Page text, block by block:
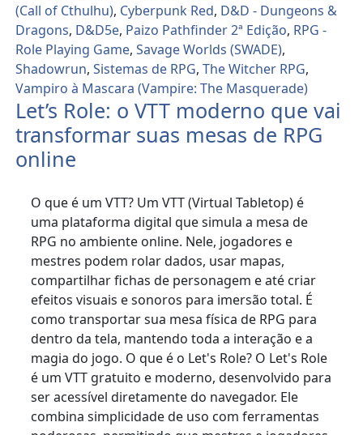
(Call of Cthulhu), Cyberpunk Red, D&D - Dungeons &
Dragons, D&D5e, Paizo Pathfinder 2ª Edição, RPG -
Role Playing Game,Savage Worlds (SWADE),
Shadowrun,Sistemas de RPG,The Witcher RPG,
Vampiro à Mascara (Vampire: The Masquerade)
Let’s Role: o VTT moderno que vai
transformar suas mesas de RPG
online
O que é um VTT? Um VTT (Virtual Tabletop) é
uma plataforma digital que simula a mesa de
RPG no ambiente online. Nele, jogadores e
mestres podem rolar dados, usar mapas,
compartilhar fichas de personagem e até criar
efeitos visuais e sonoros para imersão total. É
como transportar sua mesa física de RPG para
dentro da tela, mantendo toda a interação e a
magia do jogo. O que é o Let's Role? O Let's Role
é um VTT gratuito e moderno, desenvolvido para
ser acessível diretamente do navegador. Ele
combina simplicidade de uso com ferramentas